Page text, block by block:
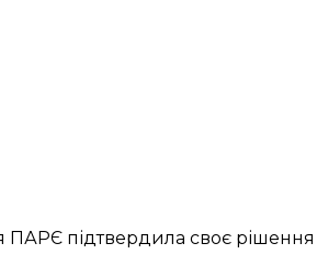
ПАРЄ підтвердила своє